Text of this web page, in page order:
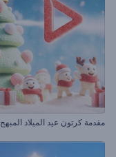
مقدمة كرتون عيد الميلاد المبهج